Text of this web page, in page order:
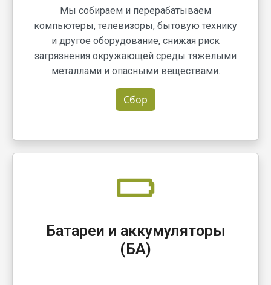
Мы собираем и перерабатываем
компьютеры, телевизоры, бытовую технику
и другое оборудование, снижая риск
загрязнения окружающей среды тяжелыми
металлами и опасными веществами.
Сбор
Батареи и аккумуляторы
(БА)